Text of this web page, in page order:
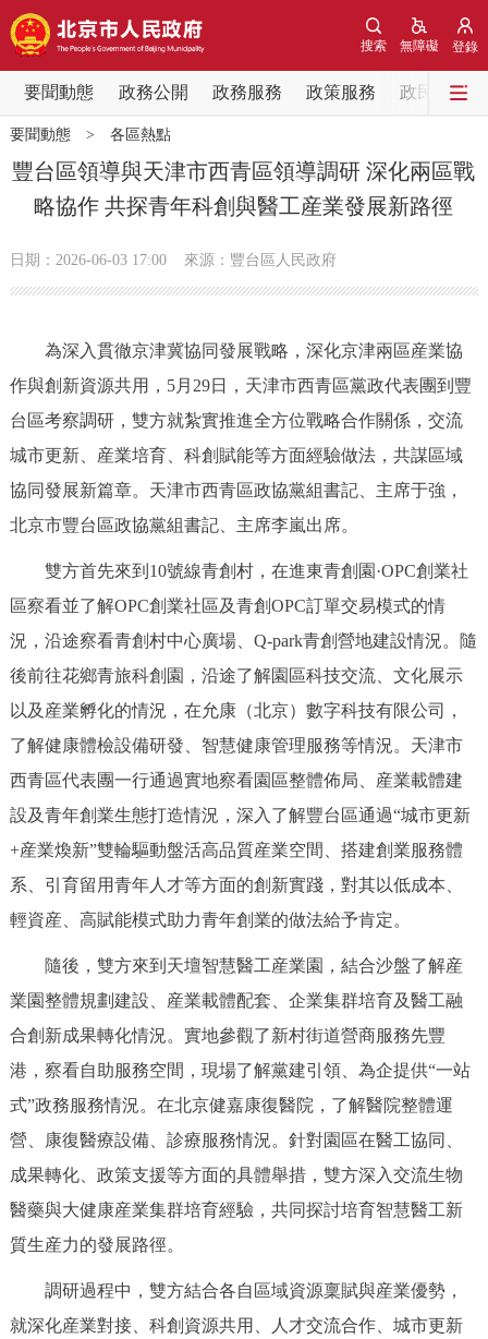
登錄
無障礙
搜索
要聞動態 政務公開 政務服務 政策服務 政民互動
要聞動態
黨中央精神
北京要聞 會議資訊 部門動態
市領導 機構職能 政策服務
政策兌現 政策解讀 回應關切
決策公開 專題公開
政務服務
仲介服務 陽光政務
政民互動
參與調查 線上訪談 圖説互動
北京概況 十六區概覽 人文北京
綠色北京 圖説北京 視頻北京
ENGLISH 한국어 日本語
DEUTSCH FRANÇAIS РУССКИЙ ЯЗЫК
要聞動態> 各區熱點
豐台區領導與天津市西青區領導調研 深化兩區戰
略協作 共探青年科創與醫工産業發展新路徑
日期：2026-06-03 17:00 來源：豐台區人民政府
為深入貫徹京津冀協同發展戰略，深化京津兩區産業協
作與創新資源共用，5月29日，天津市西青區黨政代表團到豐
台區考察調研，雙方就紮實推進全方位戰略合作關係，交流
城市更新、産業培育、科創賦能等方面經驗做法，共謀區域
協同發展新篇章。天津市西青區政協黨組書記、主席于強，
北京市豐台區政協黨組書記、主席李嵐出席。
雙方首先來到10號線青創村，在進東青創園·OPC創業社
區察看並了解OPC創業社區及青創OPC訂單交易模式的情
況，沿途察看青創村中心廣場、Q-park青創營地建設情況。隨
後前往花鄉青旅科創園，沿途了解園區科技交流、文化展示
以及産業孵化的情況，在允康（北京）數字科技有限公司，
了解健康體檢設備研發、智慧健康管理服務等情況。天津市
西青區代表團一行通過實地察看園區整體佈局、産業載體建
設及青年創業生態打造情況，深入了解豐台區通過“城市更新
+産業煥新”雙輪驅動盤活高品質産業空間、搭建創業服務體
系、引育留用青年人才等方面的創新實踐，對其以低成本、
輕資産、高賦能模式助力青年創業的做法給予肯定。
隨後，雙方來到天壇智慧醫工産業園，結合沙盤了解産
業園整體規劃建設、産業載體配套、企業集群培育及醫工融
合創新成果轉化情況。實地參觀了新村街道營商服務先豐
港，察看自助服務空間，現場了解黨建引領、為企提供“一站
式”政務服務情況。在北京健嘉康復醫院，了解醫院整體運
營、康復醫療設備、診療服務情況。針對園區在醫工協同、
成果轉化、政策支援等方面的具體舉措，雙方深入交流生物
醫藥與大健康産業集群培育經驗，共同探討培育智慧醫工新
質生産力的發展路徑。
調研過程中，雙方結合各自區域資源稟賦與産業優勢，
就深化産業對接、科創資源共用、人才交流合作、城市更新